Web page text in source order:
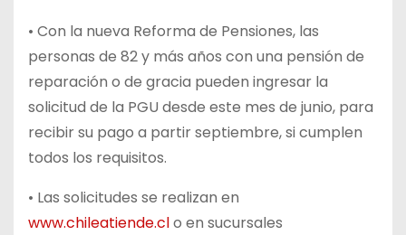
• Con la nueva Reforma de Pensiones, las
personas de 82 y más años con una pensión de
reparación o de gracia pueden ingresar la
solicitud de la PGU desde este mes de junio, para
recibir su pago a partir septiembre, si cumplen
todos los requisitos.
• Las solicitudes se realizan en
www.chileatiende.clo en sucursales